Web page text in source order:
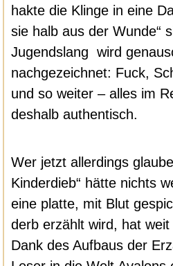
hakte die Klinge in eine
sie halb aus der Wunde“
Jugendslang wird
nachgezeichnet: Fuck,
und so weiter – alles im
deshalb authentisch.
Wer jetzt allerdings
Kinderdieb“ hätte nichts
eine platte, mit Blut
derb erzählt wird, hat weit
Dank des Aufbaus der